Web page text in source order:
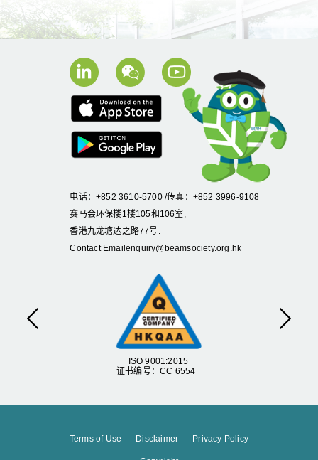
ISO 9001:2015
证书编号：CC 6554
Previous Next
电话：+852 3610-5700 /传真：+852 3996-9108
赛马会环保楼1楼105和106室,
香港九龙塘达之路77号.
Contact Emailenquiry@beamsociety.org.hk
Terms of Use Disclaimer Privacy Policy